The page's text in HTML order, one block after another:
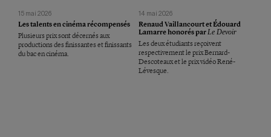
15 mai 2026
Les talents en cinéma récompensés
Plusieurs prix sont décernés aux
productions des finissantes et finissants
du bac en cinéma.
14 mai 2026
Renaud Vaillancourt et Édouard
Lamarre honorés par Le Devoir
Les deux étudiants reçoivent
respectivement le prix Bernard-
Descoteaux et le prix vidéo René-
Lévesque.